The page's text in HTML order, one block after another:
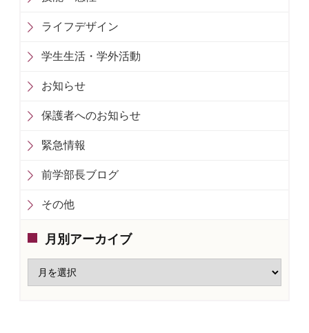
ライフデザイン
学生生活・学外活動
お知らせ
保護者へのお知らせ
緊急情報
前学部長ブログ
その他
月別アーカイブ